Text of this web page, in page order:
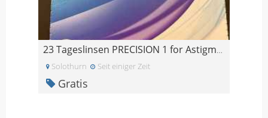
23 Tageslinsen PRECISION 1 for Astigmatism -4.5
Solothurn Seit einiger Zeit
Gratis